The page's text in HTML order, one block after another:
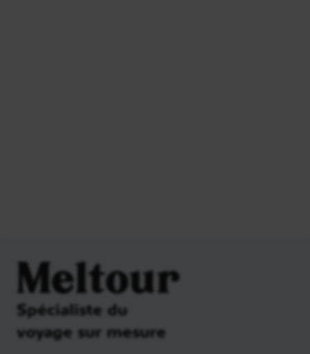
Meltour
Spécialiste du
voyage sur mesure